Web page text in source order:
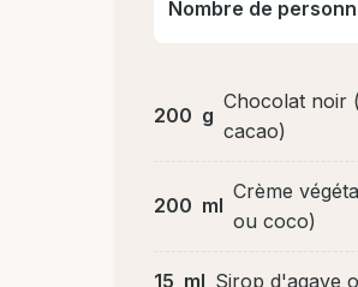
Nombre de
200 g
Chocolat noir
cacao)
200 ml
Crème
ou coco)
15 ml Sirop d'agave